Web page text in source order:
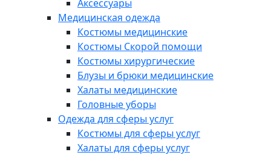
Аксессуары
Медицинская одежда
Костюмы медицинские
Костюмы Скорой помощи
Костюмы хирургические
Блузы и брюки медицинские
Халаты медицинские
Головные уборы
Одежда для сферы услуг
Костюмы для сферы услуг
Халаты для сферы услуг